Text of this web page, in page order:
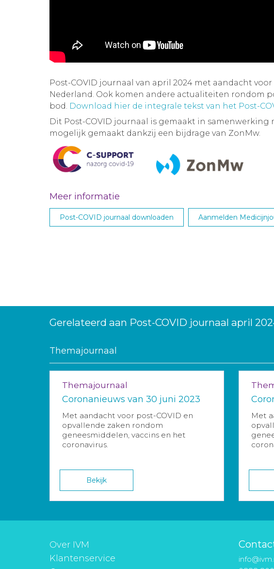
Post-COVID journaal van april 2024 met aandacht voor
Nederland. Ook komen andere actualiteiten rondom
bod. Download hier de integrale tekst van het Post-
Dit Post-COVID journaal is gemaakt in samenwerking
mogelijk gemaakt dankzij een bijdrage van ZonMw.
Meer informatie
Post-COVID journaal downloaden Aanmelden
Gerelateerd aan Post-COVID journaal april
Themajournaal
Themajournaal
Coronanieuws van 30 juni 2023
Met aandacht voor post-COVID en
opvallende zaken rondom
geneesmiddelen, vaccins en het
coronavirus.
Bekijk
Met
Over IVM
Klantenservice